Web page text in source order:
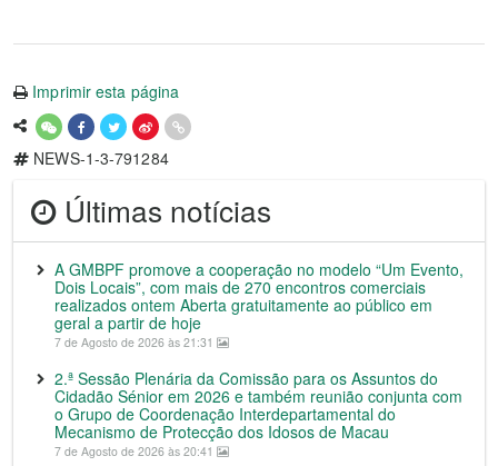
Imprimir esta página
NEWS-1-3-791284
Últimas notícias
A GMBPF promove a cooperação no modelo “Um Evento,
Dois Locais”, com mais de 270 encontros comerciais
realizados ontem Aberta gratuitamente ao público em
geral a partir de hoje
7 de Agosto de 2026 às 21:31
2.ª Sessão Plenária da Comissão para os Assuntos do
Cidadão Sénior em 2026 e também reunião conjunta com
o Grupo de Coordenação Interdepartamental do
Mecanismo de Protecção dos Idosos de Macau
7 de Agosto de 2026 às 20:41